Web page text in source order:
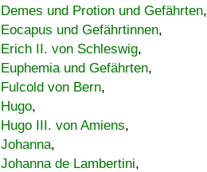
Demes und Protion und Gefährten,
Eocapus und Gefährtinnen,
Erich II. von Schleswig,
Euphemia und Gefährten,
Fulcold von Bern,
Hugo,
Hugo III. von Amiens,
Johanna,
Johanna de Lambertini,